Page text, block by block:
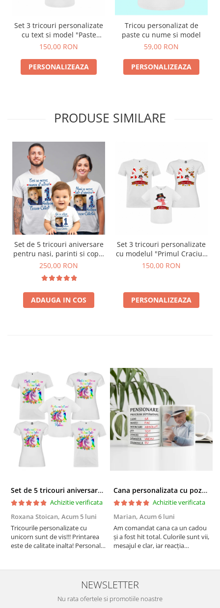
(0760831767). Ne dai un mesaj iar noi iti vom
procesa comanda!
Analizati tabelul de marimi pentru a
Set 3 tricouri personalizate
cu text si model "Paste
fericit"
150,00 RON
PERSONALIZEAZA
Tricou personalizat de
paste cu nume si model
59,00 RON
PERSONALIZEAZA
PRODUSE SIMILARE
Set de 5 tricouri aniversare
pentru nasi, parinti si copil,
personalizate cu nume,
250,00 RON
ADAUGA IN COS
Set 3 tricouri personalizate
cu modelul "Primul Craciun
in 3"
150,00 RON
PERSONALIZEAZA
Set de 5 tricouri aniversare pentru nasi, parinti si copil, personalizate cu nume, varsta si mesaj "Motivul fericirii lor" model Unicorn
Achizitie verificata
Roxana Stoican, Acum 5 luni
Tricourile personalizate cu
unicorn sunt de vis!!! Printarea
este de calitate inalta! Personalul
purtam cu drag la aniversate
Cana personalizata cu poza si model Pensionare
Achizitie verificata
Marian, Acum 6 luni
Am comandat cana ca un cadou
și a fost hit total. Culorile sunt vii,
mesajul e clar, iar reacția
NEWSLETTER
Nu rata ofertele si promotiile noastre